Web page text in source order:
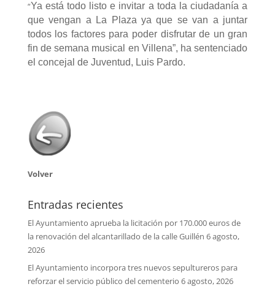
“Ya está todo listo e invitar a toda la ciudadanía a
que vengan a La Plaza ya que se van a juntar
todos los factores para poder disfrutar de un gran
fin de semana musical en Villena”, ha sentenciado
el concejal de Juventud, Luis Pardo.
Volver
Entradas recientes
El Ayuntamiento aprueba la licitación por 170.000 euros de
la renovación del alcantarillado de la calle Guillén 6 agosto,
2026
El Ayuntamiento incorpora tres nuevos sepultureros para
reforzar el servicio público del cementerio 6 agosto, 2026